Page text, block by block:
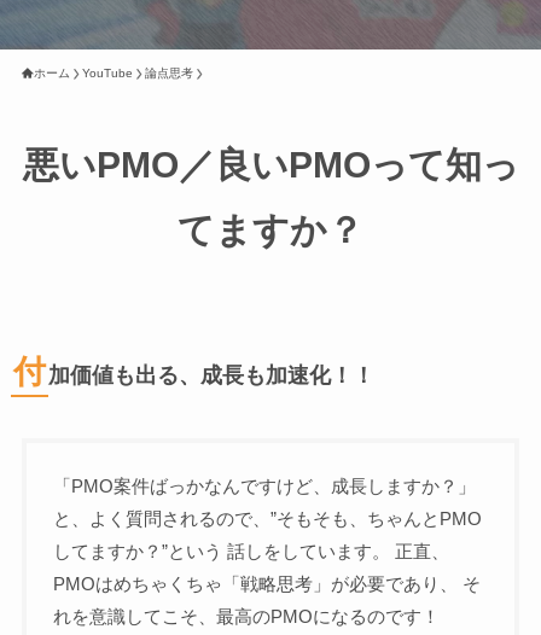
ホーム YouTube 論点思考
悪いPMO／良いPMOって知っ
てますか？
付加価値も出る、成長も加速化！！
「PMO案件ばっかなんですけど、成長しますか？」
と、よく質問されるので、”そもそも、ちゃんとPMO
してますか？”という 話しをしています。 正直、
PMOはめちゃくちゃ「戦略思考」が必要であり、 そ
れを意識してこそ、最高のPMOになるのです！